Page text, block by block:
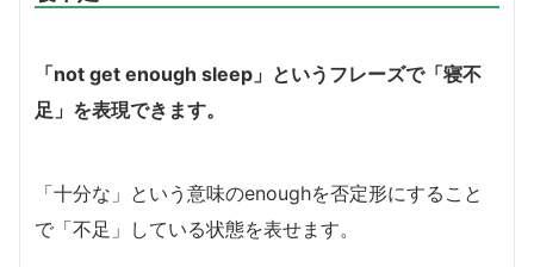
「not get enough sleep」というフレーズで「寝不
足」を表現できます。
「十分な」という意味のenoughを否定形にすること
で「不足」している状態を表せます。